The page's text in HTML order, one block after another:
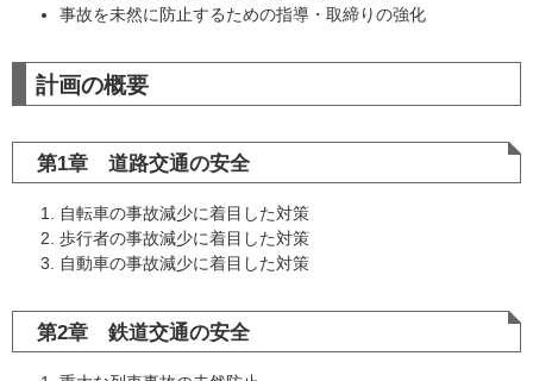
事故を未然に防止するための指導・取締りの強化
計画の概要
第1章 道路交通の安全
自転車の事故減少に着目した対策
歩行者の事故減少に着目した対策
自動車の事故減少に着目した対策
第2章 鉄道交通の安全